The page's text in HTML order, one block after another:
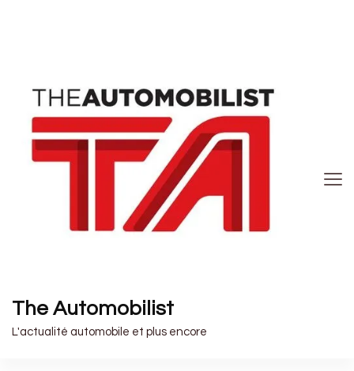
The Automobilist
L'actualité automobile et plus encore